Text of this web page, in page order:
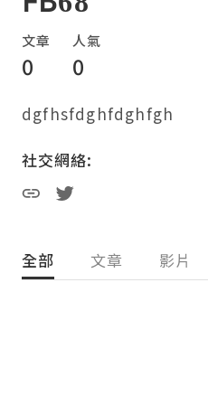
文章
0
人氣
0
dgfhsfdghfdghfgh
社交網絡:
全部 文章 影片